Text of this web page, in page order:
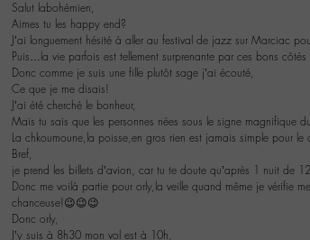
Salut labohémien,
Aimes tu les happy end?
J’ai longuement hésité à aller au festival de jazz sur Marciac
Puis…la vie parfois est tellement surprenante par ces bons
Donc comme je suis une fille plutôt sage j’ai écouté,
Ce que je me disais!
J’ai été cherché le bonheur,
Mais tu sais que les personnes nées sous le signe magnifique
La chkoumoune,la poisse,en gros rien est jamais simple pour le
Bref,
je prend les billets d’avion, car tu te doute qu’après 1 nuit de
Donc me voilà partie pour orly,la veille quand même je vérifie
chanceuse!😉😉😉
Donc orly,
J’y suis à 8h30 mon vol est à 10h,